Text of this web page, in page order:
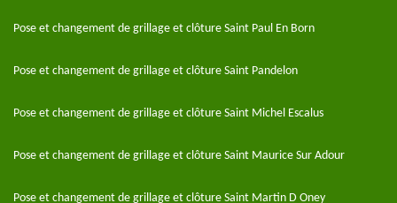
Pose et changement de grillage et clôture Saint Paul En Born
Pose et changement de grillage et clôture Saint Pandelon
Pose et changement de grillage et clôture Saint Michel Escalus
Pose et changement de grillage et clôture Saint Maurice Sur Adour
Pose et changement de grillage et clôture Saint Martin D Oney